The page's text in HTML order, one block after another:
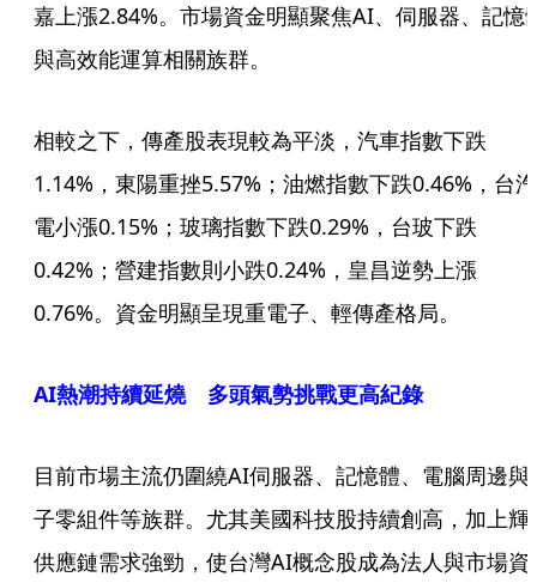
嘉上漲2.84%。市場資金明顯聚焦AI、伺服器、記憶
與高效能運算相關族群。
相較之下，傳產股表現較為平淡，汽車指數下跌
1.14%，東陽重挫5.57%；油燃指數下跌0.46%，台汽
電小漲0.15%；玻璃指數下跌0.29%，台玻下跌
0.42%；營建指數則小跌0.24%，皇昌逆勢上漲
0.76%。資金明顯呈現重電子、輕傳產格局。
AI熱潮持續延燒 多頭氣勢挑戰更高紀錄
目前市場主流仍圍繞AI伺服器、記憶體、電腦周邊與
子零組件等族群。尤其美國科技股持續創高，加上輝
供應鏈需求強勁，使台灣AI概念股成為法人與市場資